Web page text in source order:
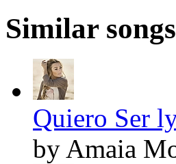
Similar songs
Quiero Ser
by Amaia